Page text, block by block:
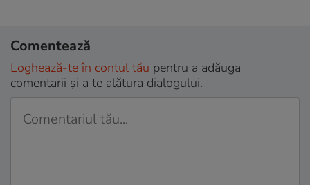
Comentează
Loghează-te în contul tău pentru a adăuga
comentarii și a te alătura dialogului.